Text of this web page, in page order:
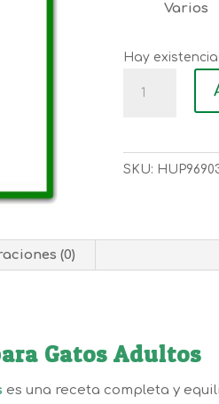
Varios
Hay
CAT
(85G*4)
SKU:
(0)
Gatos Adultos
es una receta completa y